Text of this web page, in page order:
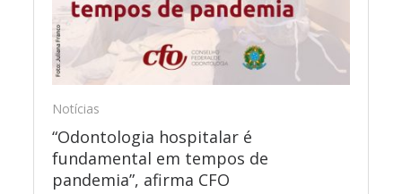
Notícias
“Odontologia hospitalar é
fundamental em tempos de
pandemia”, afirma CFO